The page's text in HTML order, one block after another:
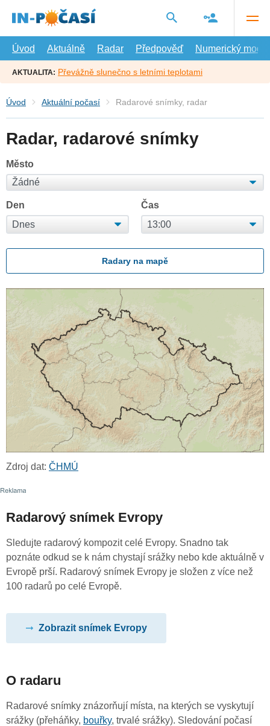
hlavní
Úvod
Aktuálně Radar Předpověď Numerický model
AKTUALITA: Převážně slunečno s letními teplotami
Úvod Aktuální počasí Radarové snímky, radar
Radar, radarové snímky
Město
Den Čas
Radary na mapě
Zdroj dat: ČHMÚ
Radarový snímek Evropy
Sledujte radarový kompozit celé Evropy. Snadno tak
poznáte odkud se k nám chystají srážky nebo kde aktuálně v
Evropě prší. Radarový snímek Evropy je složen z více než
100 radarů po celé Evropě.
Zobrazit snímek Evropy
O radaru
Radarové snímky znázorňují místa, na kterých se vyskytují
srážky (přeháňky, bouřky, trvalé srážky). Sledování počasí